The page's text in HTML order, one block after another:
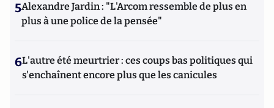
5Alexandre Jardin : "L'Arcom ressemble de plus en
plus à une police de la pensée"
6L'autre été meurtrier : ces coups bas politiques qui
s'enchaînent encore plus que les canicules